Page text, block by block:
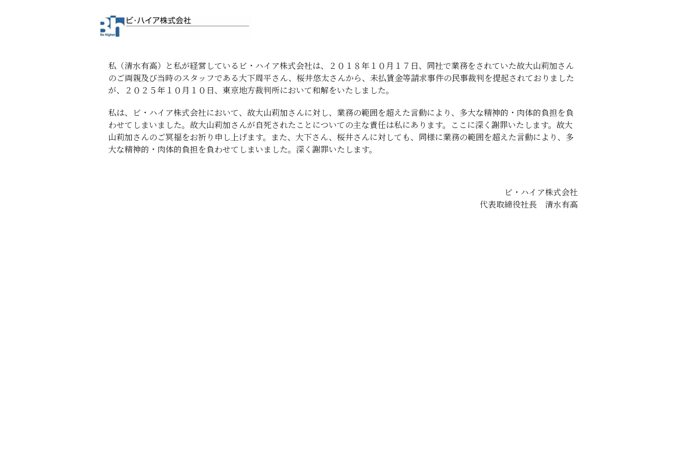
私（清水有高）と私が経営しているビ・ハイア株式会社は、２０１８年１０月１７日、同社で業務をされていた故大山莉加さん
のご両親及び当時のスタッフである大下周平さん、桜井悠太さんから、未払賃金等請求事件の民事裁判を提起されておりました
が、２０２５年１０月１０日、東京地方裁判所において和解をいたしました。
私は、ビ・ハイア株式会社において、故大山莉加さんに対し、業務の範囲を超えた言動により、多大な精神的・肉体的負担を負
わせてしまいました。故大山莉加さんが自死されたことについての主な責任は私にあります。ここに深く謝罪いたします。故大
山莉加さんのご冥福をお祈り申し上げます。また、大下さん、桜井さんに対しても、同様に業務の範囲を超えた言動により、多
大な精神的・肉体的負担を負わせてしまいました。深く謝罪いたします。
ビ・ハイア株式会社
代表取締役社長 清水有高